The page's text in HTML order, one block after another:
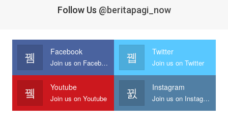
Follow Us @beritapagi_now
Facebook
Join us on Facebook
Twitter
Join us on Twitter
Youtube
Join us on Youtube
Instagram
Join us on Instagram